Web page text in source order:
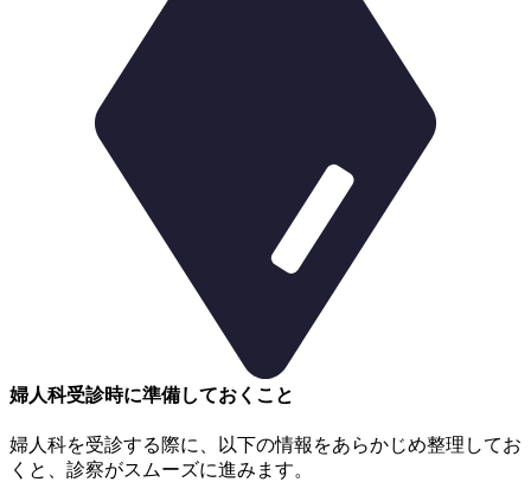
婦人科受診時に準備しておくこと
婦人科を受診する際に、以下の情報をあらかじめ整理してお
くと、診察がスムーズに進みます。